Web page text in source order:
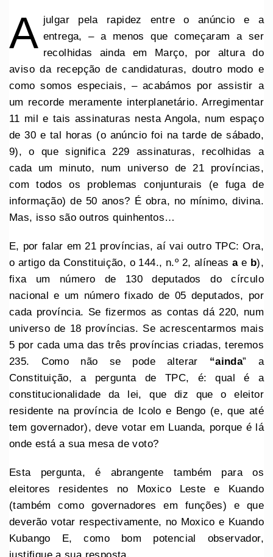
A julgar pela rapidez entre o anúncio e a
entrega, – a menos que começaram a ser
recolhidas ainda em Março, por altura do
aviso da recepção de candidaturas, doutro modo e
como somos especiais, – acabámos por assistir a
um recorde meramente interplanetário. Arregimentar
11 mil e tais assinaturas nesta Angola, num espaço
de 30 e tal horas (o anúncio foi na tarde de sábado,
9), o que significa 229 assinaturas, recolhidas a
cada um minuto, num universo de 21 províncias,
com todos os problemas conjunturais (e fuga de
informação) de 50 anos? É obra, no mínimo, divina.
Mas, isso são outros quinhentos…
E, por falar em 21 províncias, aí vai outro TPC: Ora,
o artigo da Constituição, o 144., n.º 2, alíneasae b),
fixa um número de 130 deputados do círculo
nacional e um número fixado de 05 deputados, por
cada província. Se fizermos as contas dá 220, num
universo de 18 províncias. Se acrescentarmos mais
5 por cada uma das três províncias criadas, teremos
235. Como não se pode alterar “ainda” a
Constituição, a pergunta de TPC, é: qual é a
constitucionalidade da lei, que diz que o eleitor
residente na província de Icolo e Bengo (e, que até
tem governador), deve votar em Luanda, porque é lá
onde está a sua mesa de voto?
Esta pergunta, é abrangente também para os
eleitores residentes no Moxico Leste e Kuando
(também como governadores em funções) e que
deverão votar respectivamente, no Moxico e Kuando
Kubango E, como bom potencial observador,